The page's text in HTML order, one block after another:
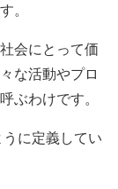
。
会にとって価
な活動やプロ
ぶわけです。
に定義してい